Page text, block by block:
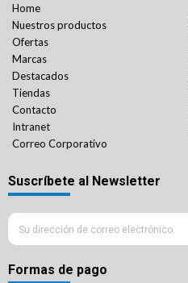
Home
Nuestros productos
Ofertas
Marcas
Destacados
Tiendas
Contacto
Intranet
Correo Corporativo
Suscríbete al Newsletter
Formas de pago